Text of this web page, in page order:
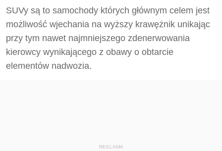
SUVy są to samochody których głównym celem jest
możliwość wjechania na wyższy krawężnik unikając
przy tym nawet najmniejszego zdenerwowania
kierowcy wynikającego z obawy o obtarcie
elementów nadwozia.
REKLAMA